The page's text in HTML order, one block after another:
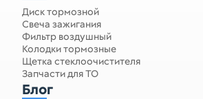
Диск тормозной
Свеча зажигания
Фильтр воздушный
Колодки тормозные
Щетка стеклоочистителя
Запчасти для ТО
Блог